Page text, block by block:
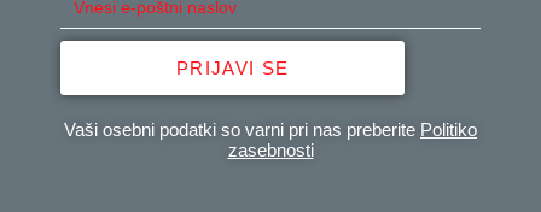
PRIJAVI SE
Vaši osebni podatki so varni pri nas preberite Politiko
zasebnosti